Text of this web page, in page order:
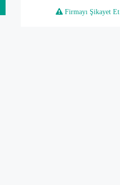
Firmayı Şikayet Et